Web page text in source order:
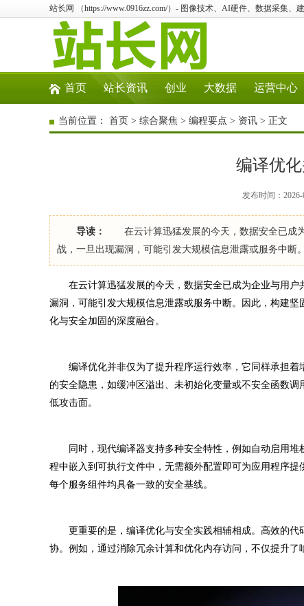
站长网 （https://www.0916zz.com/）- 图像技术、AI硬件、数据采集、
首页 站长资讯 创业 大数据 运营中心
当前位置： 首页 > 综合聚焦 > 编程要点 > 资讯 > 正文
编译优
发布时间：
导读：
在云计算迅猛发展的今天，数据安全已成为
战，一旦出现漏洞，可能引发大规模信息泄露或服务中断
在云计算迅猛发展的今天，数据安全已成为企业与用户
漏洞，可能引发大规模信息泄露或服务中断。因此，构建
化与安全加固的深度融合。
编译优化并非仅为了提升程序运行效率，它同样承担着
的安全隐患，如缓冲区溢出、未初始化变量或不安全函数
低攻击面。
同时，现代编译器支持多种安全特性，例如自动启用堆
程中嵌入到可执行文件中，无需额外配置即可为应用程序
每个服务组件均具备一致的安全基线。
更重要的是，编译优化与安全实践相辅相成。高效的代
协。例如，通过消除冗余计算和优化内存访问，不仅提升了